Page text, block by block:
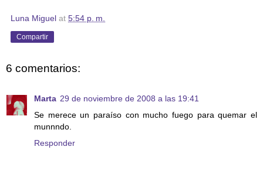
Luna Miguel at 5:54 p. m.
Compartir
6 comentarios:
Marta 29 de noviembre de 2008 a las 19:41
Se merece un paraíso con mucho fuego para quemar el
munnndo.
Responder